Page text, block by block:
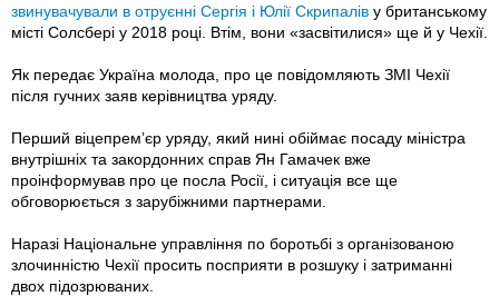
звинувачували в отруєнні Сергія і Юлії Скрипалів у британському
місті Солсбері у 2018 році. Втім, вони «засвітилися» ще й у Чехії.
Як передає Україна молода, про це повідомляють ЗМІ Чехії
після гучних заяв керівництва уряду.
Перший віцепрем’єр уряду, який нині обіймає посаду міністра
внутрішніх та закордонних справ Ян Гамачек вже
проінформував про це посла Росії, і ситуація все ще
обговорюється з зарубіжними партнерами.
Наразі Національне управління по боротьбі з організованою
злочинністю Чехії просить посприяти в розшуку і затриманні
двох підозрюваних.